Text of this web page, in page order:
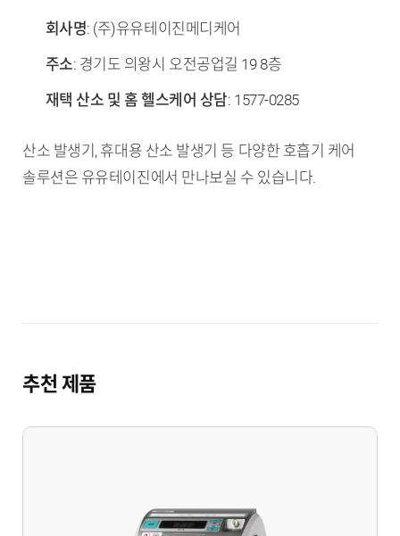
회사명: (주)유유테이진메디케어
주소: 경기도 의왕시 오전공업길 19 8층
재택 산소 및 홈 헬스케어 상담: 1577-0285
산소 발생기, 휴대용 산소 발생기 등 다양한 호흡기 케어
솔루션은 유유테이진에서 만나보실 수 있습니다.
추천 제품